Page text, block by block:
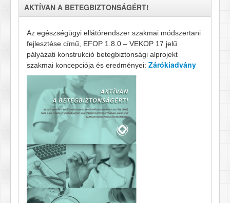
AKTÍVAN A BETEGBIZTONSÁGÉRT!
Az egészségügyi ellátórendszer szakmai módszertani
fejlesztése című, EFOP 1.8.0 – VEKOP 17 jelű
pályázati konstrukció betegbiztonsági alprojekt
szakmai koncepciója és eredményei: Zárókiadvány